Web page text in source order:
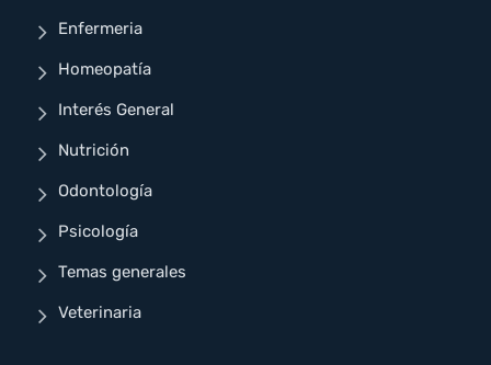
Enfermeria
Homeopatía
Interés General
Nutrición
Odontología
Psicología
Temas generales
Veterinaria